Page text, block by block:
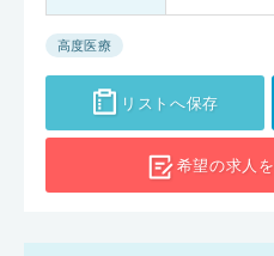
高度医療
リストへ保存
希望の求人を